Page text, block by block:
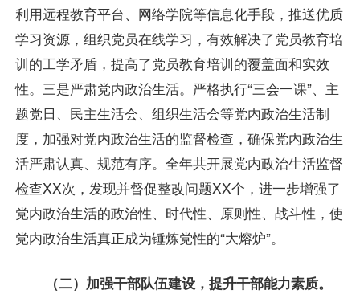
利用远程教育平台、网络学院等信息化手段，推送优质
学习资源，组织党员在线学习，有效解决了党员教育培
训的工学矛盾，提高了党员教育培训的覆盖面和实效
性。三是严肃党内政治生活。严格执行“三会一课”、主
题党日、民主生活会、组织生活会等党内政治生活制
度，加强对党内政治生活的监督检查，确保党内政治生
活严肃认真、规范有序。全年共开展党内政治生活监督
检查XX次，发现并督促整改问题XX个，进一步增强了
党内政治生活的政治性、时代性、原则性、战斗性，使
党内政治生活真正成为锤炼党性的“大熔炉”。
（二）加强干部队伍建设，提升干部能力素质。